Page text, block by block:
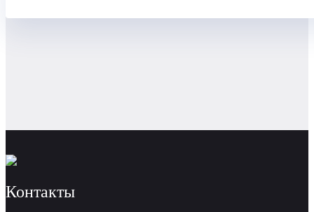
Контакты